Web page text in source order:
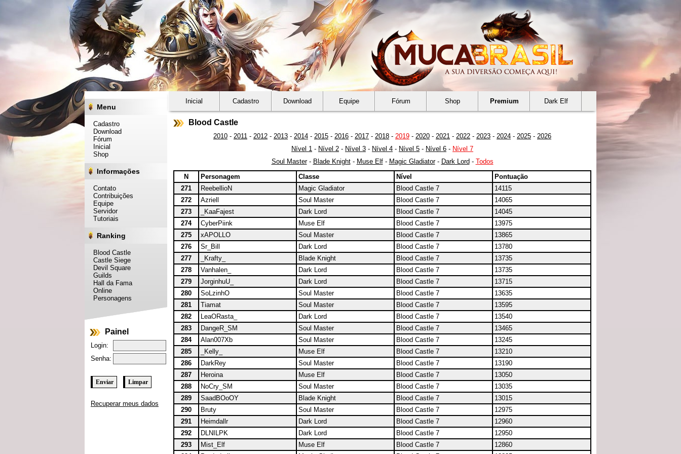
Menu
Cadastro
Download
Fórum
Inicial
Shop
Informações
Contato
Contribuições
Equipe
Servidor
Tutoriais
Ranking
Blood Castle
Castle Siege
Devil Square
Guilds
Hall da Fama
Online
Personagens
Inicial Cadastro Download Equipe Fórum Shop Premium Dark Elf
Blood Castle
2010 - 2011 - 2012 - 2013 - 2014 - 2015 - 2016 - 2017 - 2018 - 2019 - 2020 - 2021 - 2022 - 2023 - 2024 - 2025 - 2026
Nível 1 - Nível 2 - Nível 3 - Nível 4 - Nível 5 - Nível 6 - Nível 7
Soul Master- Blade Knight- Muse Elf- Magic Gladiator- Dark Lord - Todos
N
Personagem Classe Nível
Pontuação
271
ReebellioN Magic Gladiator Blood Castle 7
14115
272
Azriell Soul Master Blood Castle 7
14065
273
_KaaFajest Dark Lord Blood Castle 7
14045
274
CyberPiink Muse Elf Blood Castle 7
13975
275
xAPOLLO Soul Master Blood Castle 7
13865
276
Sr_Bill Dark Lord Blood Castle 7
13780
277
_Krafty_ Blade Knight Blood Castle 7
13735
278
Vanhalen_ Dark Lord Blood Castle 7
13735
279
JorginhuU_ Dark Lord Blood Castle 7
13715
280
SoLzinhO Soul Master Blood Castle 7
13635
281
Tiamat Soul Master Blood Castle 7
13595
282
LeaORasta_ Dark Lord Blood Castle 7
13540
283
DangeR_SM Soul Master Blood Castle 7
13465
284
Alan007Xb Soul Master Blood Castle 7
13245
285
_Kelly_ Muse Elf Blood Castle 7
13210
286
DarkRey Soul Master Blood Castle 7
13190
287
Heroina Muse Elf Blood Castle 7
13050
288
NoCry_SM Soul Master Blood Castle 7
13035
289
SaadBOoOY Blade Knight Blood Castle 7
13015
290
Bruty Soul Master Blood Castle 7
12975
291
Heimdallr Dark Lord Blood Castle 7
12960
292
DLNILPK Dark Lord Blood Castle 7
12950
293
Mist_Elf Muse Elf Blood Castle 7
12860
Painel
Login:
Senha:
Recuperar meus dados